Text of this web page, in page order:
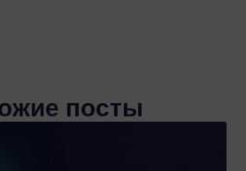
посты